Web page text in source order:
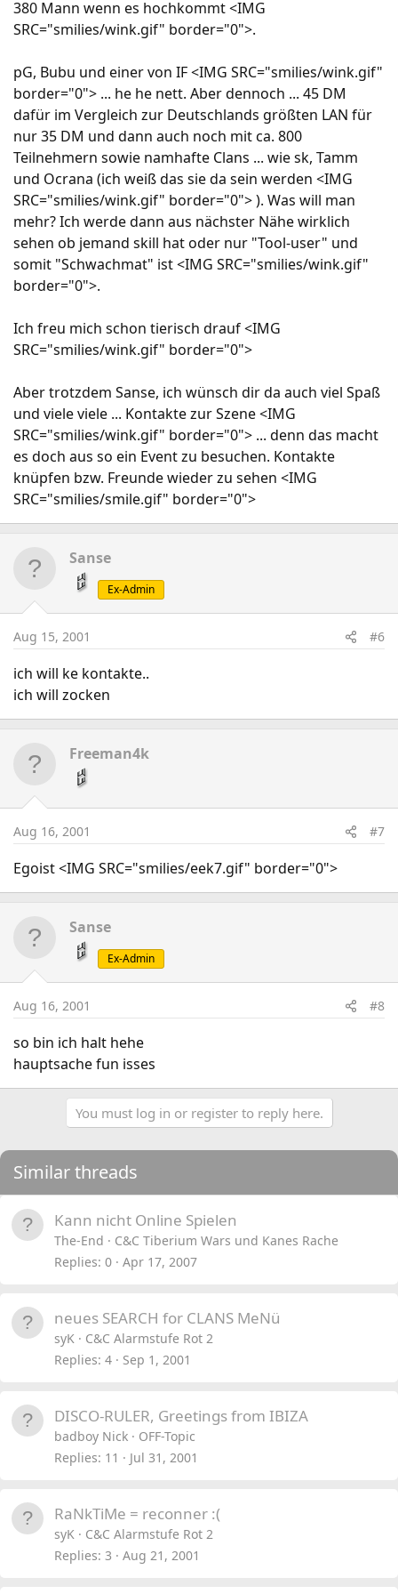
380 Mann wenn es hochkommt <IMG
SRC="smilies/wink.gif" border="0">.
pG, Bubu und einer von IF <IMG SRC="smilies/wink.gif"
border="0"> ... he he nett. Aber dennoch ... 45 DM
dafür im Vergleich zur Deutschlands größten LAN für
nur 35 DM und dann auch noch mit ca. 800
Teilnehmern sowie namhafte Clans ... wie sk, Tamm
und Ocrana (ich weiß das sie da sein werden <IMG
SRC="smilies/wink.gif" border="0"> ). Was will man
mehr? Ich werde dann aus nächster Nähe wirklich
sehen ob jemand skill hat oder nur "Tool-user" und
somit "Schwachmat" ist <IMG SRC="smilies/wink.gif"
border="0">.
Ich freu mich schon tierisch drauf <IMG
SRC="smilies/wink.gif" border="0">
Aber trotzdem Sanse, ich wünsch dir da auch viel Spaß
und viele viele ... Kontakte zur Szene <IMG
SRC="smilies/wink.gif" border="0"> ... denn das macht
es doch aus so ein Event zu besuchen. Kontakte
knüpfen bzw. Freunde wieder zu sehen <IMG
SRC="smilies/smile.gif" border="0">
Sanse
Ex-Admin
Aug 15, 2001 #6
ich will ke kontakte..
ich will zocken
Freeman4k
Aug 16, 2001 #7
Egoist <IMG SRC="smilies/eek7.gif" border="0">
Sanse
Ex-Admin
Aug 16, 2001 #8
so bin ich halt hehe
hauptsache fun isses
You must log in or register to reply here.
Similar threads
Kann nicht Online Spielen
The-End
C&C Tiberium Wars und Kanes Rache
Replies 0 Apr 17, 2007
neues SEARCH for CLANS MeNü
syK
C&C Alarmstufe Rot 2
Replies 4 Sep 1, 2001
DISCO-RULER, Greetings from IBIZA
badboy Nick
OFF-Topic
Replies 11 Jul 31, 2001
RaNkTiMe = reconner :(
syK
C&C Alarmstufe Rot 2
Replies 3 Aug 21, 2001